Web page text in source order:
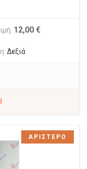
12,00 €
Δεξιά
ΑΡΙΣΤΕΡΟ